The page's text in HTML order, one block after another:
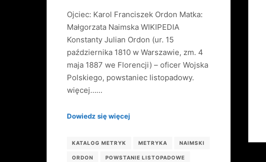
Ojciec: Karol Franciszek Ordon Matka:
Małgorzata Naimska WIKIPEDIA
Konstanty Julian Ordon (ur. 15
października 1810 w Warszawie, zm. 4
maja 1887 we Florencji) – oficer Wojska
Polskiego, powstaniec listopadowy.
więcej……
Dowiedz się więcej
KATALOG METRYK METRYKA NAIMSKI
ORDON POWSTANIE LISTOPADOWE